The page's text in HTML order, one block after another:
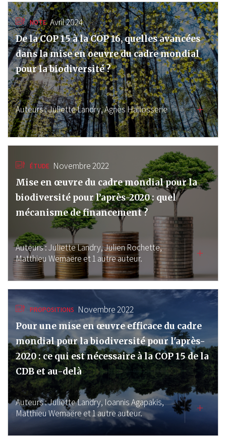
NOTE Avril 2024
De la COP 15 à la COP 16, quelles avancées
dans la mise en oeuvre du cadre mondial
pour la biodiversité ?
Auteurs :Juliette Landry,Agnès Hallosserie
ÉTUDE Novembre 2022
Mise en œuvre du cadre mondial pour la
biodiversité pour l’après-2020 : quel
mécanisme de financement ?
Auteurs :Juliette Landry,Julien Rochette,
Matthieu Wemaëreet 1 autre auteur.
PROPOSITIONS Novembre 2022
Pour une mise en œuvre efficace du cadre
mondial pour la biodiversité pour l'après-
2020 : ce qui est nécessaire à la COP 15 de la
CDB et au-delà
Auteurs :Juliette Landry, Ioannis Agapakis,
Matthieu Wemaëre et 1 autre auteur.